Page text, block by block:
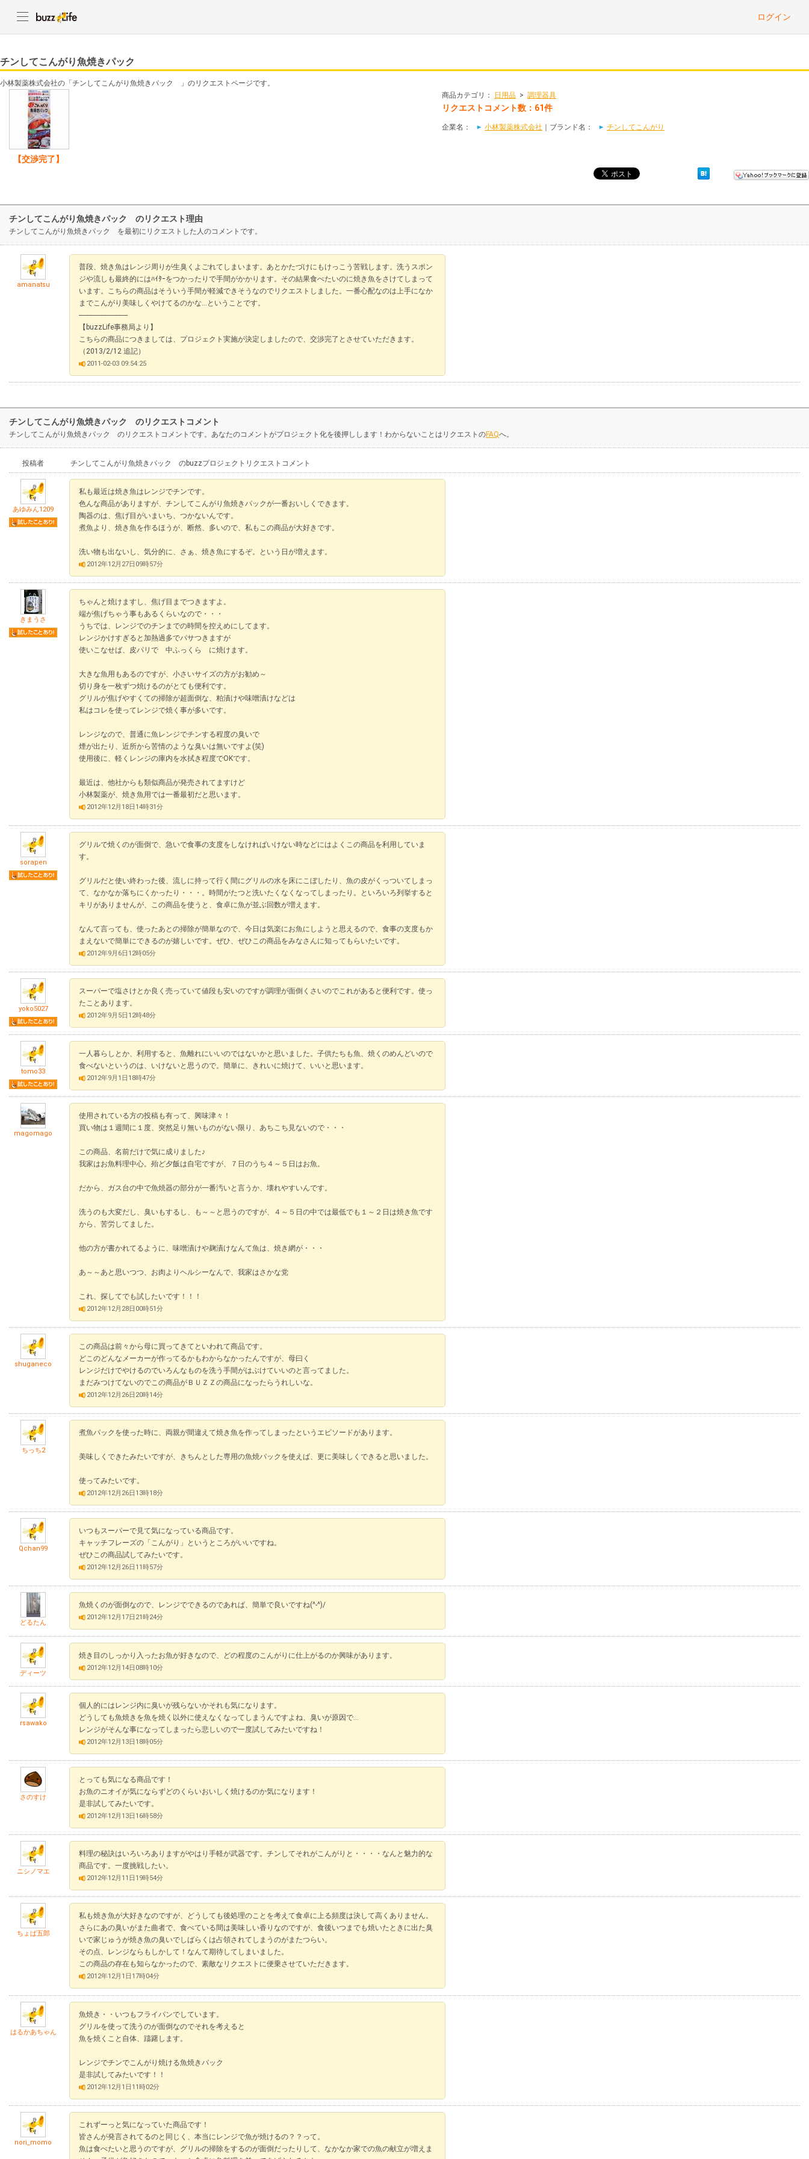
ログイン
チンしてこんがり魚焼きパック
小林製薬株式会社の「チンしてこんがり魚焼きパック 」のリクエストページです。
【交渉完了】
商品カテゴリ： 日用品 > 調理器具
リクエストコメント数：61件
企業名： 小林製薬株式会社 ｜ブランド名： チンしてこんがり
チンしてこんがり魚焼きパック のリクエスト理由
チンしてこんがり魚焼きパック を最初にリクエストした人のコメントです。
amanatsu
普段、焼き魚はレンジ周りが生臭くよごれてしまいます。あとかたづけにもけっこう苦戦します。洗うスポン
ジや流しも最終的にはﾊｲﾀｰをつかったりで手間がかかります。その結果食べたいのに焼き魚をさけてしまって
います。こちらの商品はそういう手間が軽減できそうなのでリクエストしました。一番心配なのは上手になか
までこんがり美味しくやけてるのかな…ということです。
---------------------------
【buzzLife事務局より】
こちらの商品につきましては、プロジェクト実施が決定しましたので、交渉完了とさせていただきます。
（2013/2/12 追記）
2011-02-03 09:54:25
チンしてこんがり魚焼きパック のリクエストコメント
チンしてこんがり魚焼きパック のリクエストコメントです。あなたのコメントがプロジェクト化を後押しします！わからないことはリクエストのFAQへ。
投稿者 チンしてこんがり魚焼きパック のbuzzプロジェクトリクエストコメント
あゆみん1209
私も最近は焼き魚はレンジでチンです。
色んな商品がありますが、チンしてこんがり魚焼きパックが一番おいしくできます。
陶器のは、焦げ目がいまいち、つかないんです。
煮魚より、焼き魚を作るほうが、断然、多いので、私もこの商品が大好きです。
洗い物も出ないし、気分的に、さぁ、焼き魚にするぞ。という日が増えます。
2012年12月27日09時57分
きまうさ
ちゃんと焼けますし、焦げ目までつきますよ。
端が焦げちゃう事もあるくらいなので・・・
うちでは、レンジでのチンまでの時間を控えめにしてます。
レンジかけすぎると加熱過多でパサつきますが
使いこなせば、皮パリで 中ふっくら に焼けます。
大きな魚用もあるのですが、小さいサイズの方がお勧め～
切り身を一枚ずつ焼けるのがとても便利です。
グリルが焦げやすくての掃除が超面倒な、粕漬けや味噌漬けなどは
私はコレを使ってレンジで焼く事が多いです。
レンジなので、普通に魚レンジでチンする程度の臭いで
煙が出たり、近所から苦情のような臭いは無いですよ(笑)
使用後に、軽くレンジの庫内を水拭き程度でOKです。
最近は、他社からも類似商品が発売されてますけど
小林製薬が、焼き魚用では一番最初だと思います。
2012年12月18日14時31分
sorapen
グリルで焼くのが面倒で、急いで食事の支度をしなければいけない時などにはよくこの商品を利用していま
す。
グリルだと使い終わった後、流しに持って行く間にグリルの水を床にこぼしたり、魚の皮がくっついてしまっ
て、なかなか落ちにくかったり・・・。時間がたつと洗いたくなくなってしまったり。といろいろ列挙すると
キリがありませんが、この商品を使うと、食卓に魚が並ぶ回数が増えます。
なんて言っても、使ったあとの掃除が簡単なので、今日は気楽にお魚にしようと思えるので、食事の支度もか
まえないで簡単にできるのが嬉しいです。ぜひ、ぜひこの商品をみなさんに知ってもらいたいです。
2012年9月6日12時05分
yoko5027
スーパーで塩さけとか良く売っていて値段も安いのですが調理が面倒くさいのでこれがあると便利です。使っ
たことあります。
2012年9月5日12時48分
tomo33
一人暮らしとか、利用すると、魚離れにいいのではないかと思いました。子供たちも魚、焼くのめんどいので
食べないというのは、いけないと思うので。簡単に、きれいに焼けて、いいと思います。
2012年9月1日18時47分
magomago
使用されている方の投稿も有って、興味津々！
買い物は１週間に１度、突然足り無いものがない限り、あちこち見ないので・・・
この商品、名前だけで気に成りました♪
我家はお魚料理中心。殆ど夕飯は自宅ですが、７日のうち４～５日はお魚。
だから、ガス台の中で魚焼器の部分が一番汚いと言うか、壊れやすいんです。
洗うのも大変だし、臭いもするし、も～～と思うのですが、４～５日の中では最低でも１～２日は焼き魚です
から、苦労してました。
他の方が書かれてるように、味噌漬けや麹漬けなんて魚は、焼き網が・・・
あ～～あと思いつつ、お肉よりヘルシーなんで、我家はさかな党
これ、探してでも試したいです！！！
2012年12月28日00時51分
shuganeco
この商品は前々から母に買ってきてといわれて商品です。
どこのどんなメーカーが作ってるかもわからなかったんですが、母曰く
レンジだけでやけるのでいろんなものを洗う手間がはぶけていいのと言ってました。
まだみつけてないのでこの商品がＢＵＺＺの商品になったらうれしいな。
2012年12月26日20時14分
ちっち2
煮魚パックを使った時に、両親が間違えて焼き魚を作ってしまったというエピソードがあります。
美味しくできたみたいですが、きちんとした専用の魚焼パックを使えば、更に美味しくできると思いました。
使ってみたいです。
2012年12月26日13時18分
Qchan99
いつもスーパーで見て気になっている商品です。
キャッチフレーズの「こんがり」というところがいいですね。
ぜひこの商品試してみたいです。
2012年12月26日11時57分
どるたん
魚焼くのが面倒なので、レンジでできるのであれば、簡単で良いですね(^-^)/
2012年12月17日21時24分
ディーツ
焼き目のしっかり入ったお魚が好きなので、どの程度のこんがりに仕上がるのか興味があります。
2012年12月14日08時10分
rsawako
個人的にはレンジ内に臭いが残らないかそれも気になります。
どうしても魚焼きを魚を焼く以外に使えなくなってしまうんですよね、臭いが原因で…
レンジがそんな事になってしまったら悲しいので一度試してみたいですね！
2012年12月13日18時05分
さのすけ
とっても気になる商品です！
お魚のニオイが気にならずどのくらいおいしく焼けるのか気になります！
是非試してみたいです。
2012年12月13日16時58分
ニシノマエ
料理の秘訣はいろいろありますがやはり手軽が武器です。チンしてそれがこんがりと・・・・なんと魅力的な
商品です。一度挑戦したい。
2012年12月11日19時54分
ちょぱ五郎
私も焼き魚が大好きなのですが、どうしても後処理のことを考えて食卓に上る頻度は決して高くありません。
さらにあの臭いがまた曲者で、食べている間は美味しい香りなのですが、食後いつまでも焼いたときに出た臭
いで家じゅうが焼き魚の臭いでしばらくは占領されてしまうのがまたつらい。
その点、レンジならもしかして！なんて期待してしまいました。
この商品の存在も知らなかったので、素敵なリクエストに便乗させていただきます。
2012年12月1日17時04分
はるかあちゃん
魚焼き・・いつもフライパンでしています。
グリルを使って洗うのが面倒なのでそれを考えると
魚を焼くこと自体、躊躇します。
レンジでチンでこんがり焼ける魚焼きパック
是非試してみたいです！！
2012年12月1日11時02分
nori_momo
これずーっと気になっていた商品です！
皆さんが発言されてるのと同じく、本当にレンジで魚が焼けるの？？って。
魚は食べたいと思うのですが、グリルの掃除をするのが面倒だったりして、なかなか家での魚の献立が増えま